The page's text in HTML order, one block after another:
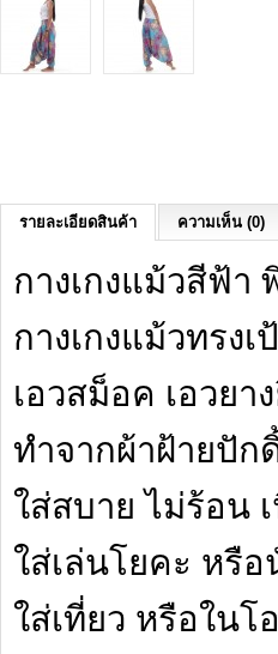
รายละเอียดสินค้า ความเห็น (0)
กางเกงแม้วสีฟ้า
กางเกงแม้วทรง
เอวสม็อค เอวยา
ทำจากผ้าฝ้ายปัก
ใส่สบาย ไม่ร้อน
ใส่เล่นโยคะ หรือ
ใส่เที่ยว หรือในโ